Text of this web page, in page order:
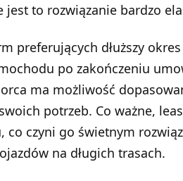
to rozwiązanie bardzo
preferujących dłuższy
po zakończeniu
ma możliwość
potrzeb. Co ważne,
co czyni go świetnym
na długich trasach.